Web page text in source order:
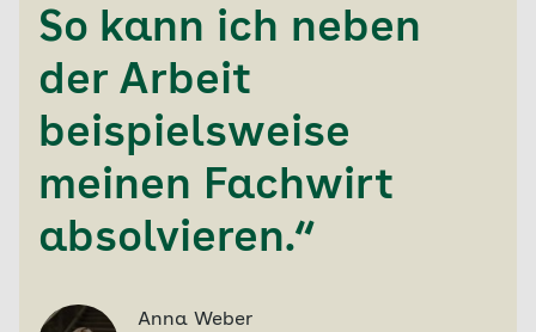
So kann ich neben
der Arbeit
beispielsweise
meinen Fachwirt
absolvieren.“
Anna Weber